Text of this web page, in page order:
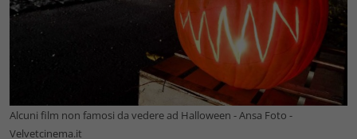
Alcuni film non famosi da vedere ad Halloween - Ansa Foto -
Velvetcinema.it